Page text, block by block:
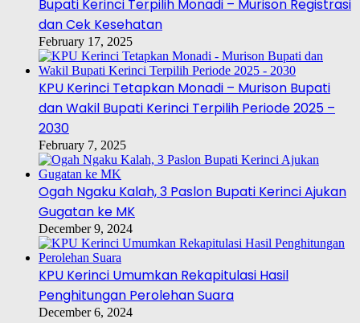
Bupati Kerinci Terpilih Monadi – Murison Registrasi
dan Cek Kesehatan
February 17, 2025
KPU Kerinci Tetapkan Monadi – Murison Bupati
dan Wakil Bupati Kerinci Terpilih Periode 2025 –
2030
February 7, 2025
Ogah Ngaku Kalah, 3 Paslon Bupati Kerinci Ajukan
Gugatan ke MK
December 9, 2024
KPU Kerinci Umumkan Rekapitulasi Hasil
Penghitungan Perolehan Suara
December 6, 2024